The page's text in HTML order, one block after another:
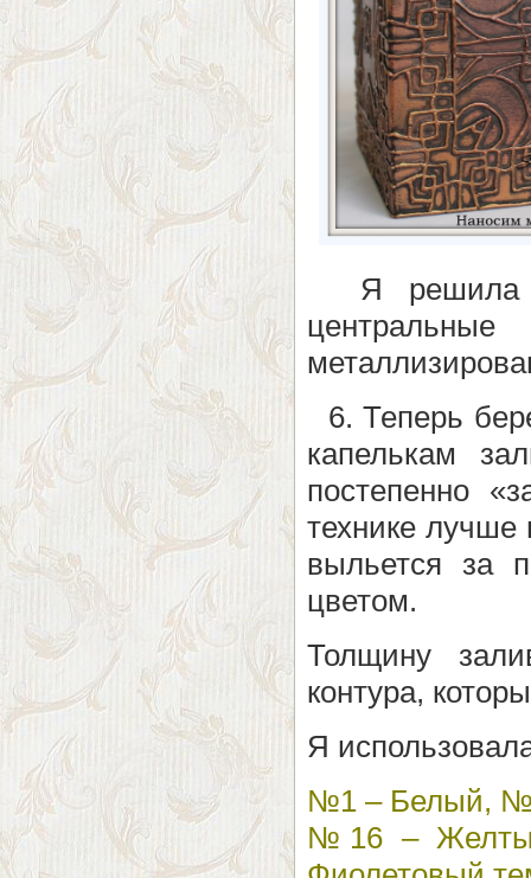
Я решила
6. Теперь
капелькам
постепенно
технике
выльется за
цветом.
Толщину
контура,
Я
№1 – Белый,
№16 –